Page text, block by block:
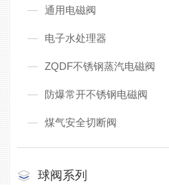
通用电磁阀
电子水处理器
ZQDF不锈钢蒸汽电磁阀
防爆常开不锈钢电磁阀
煤气安全切断阀
球阀系列